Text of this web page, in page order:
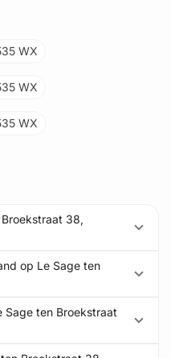
WX
WX
WX
38,
op Le Sage ten
Sage ten Broekstraat